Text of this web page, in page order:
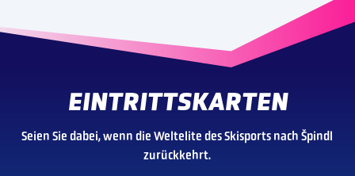
EINTRITTSKARTEN
Seien Sie dabei, wenn die Weltelite des Skisports nach Špindl
zurückkehrt.